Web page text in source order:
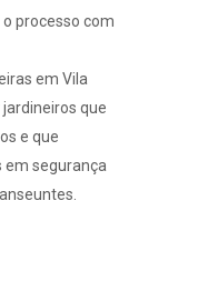
processo com
em Vila
jardineiros que
e que
em segurança